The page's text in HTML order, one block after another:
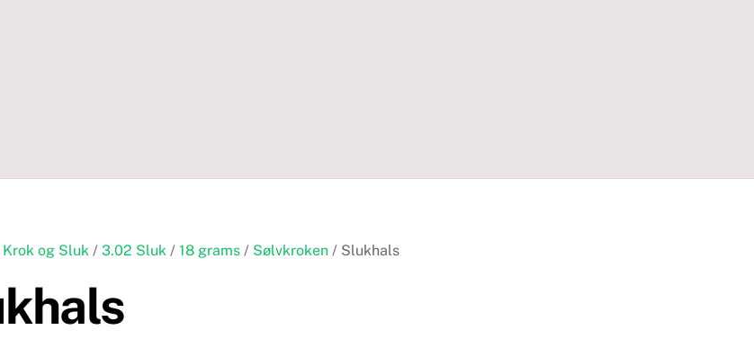
Krok og Sluk / 3.02 Sluk /18 grams / Sølvkroken / Slukhals